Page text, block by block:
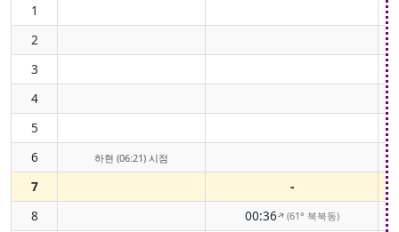
1
2
3
4
5
6
하현 (06:21) 시점
7
-
8
00:36↑(61° 북북동)